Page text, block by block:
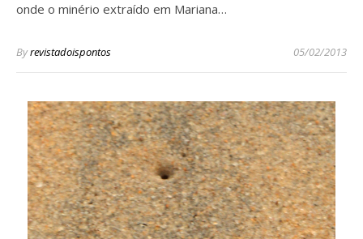
onde o minério extraído em Mariana…
Byrevistadoispontos 05/02/2013